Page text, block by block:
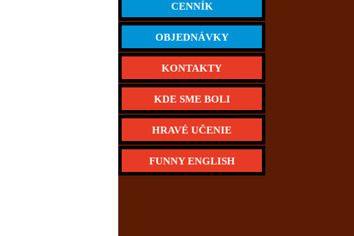
CENNÍK
OBJEDNÁVKY
KONTAKTY
KDE SME BOLI
HRAVÉ UČENIE
FUNNY ENGLISH